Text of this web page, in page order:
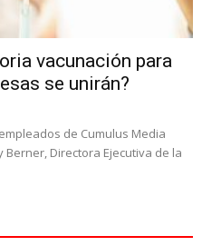
vacunación para
se unirán?
de Cumulus Media
Directora Ejecutiva de la